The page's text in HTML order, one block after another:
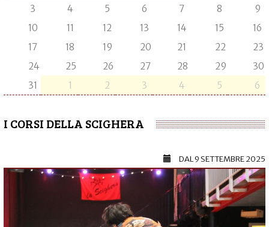
3
4 5 6 7 8
9
10
11 12 13 14 15
16
17
18 19 20 21 22
23
24
25 26 27 28 29
30
31
1 2 3 4 5 6
I CORSI DELLA SCIGHERA
DAL9 SETTEMBRE 2025